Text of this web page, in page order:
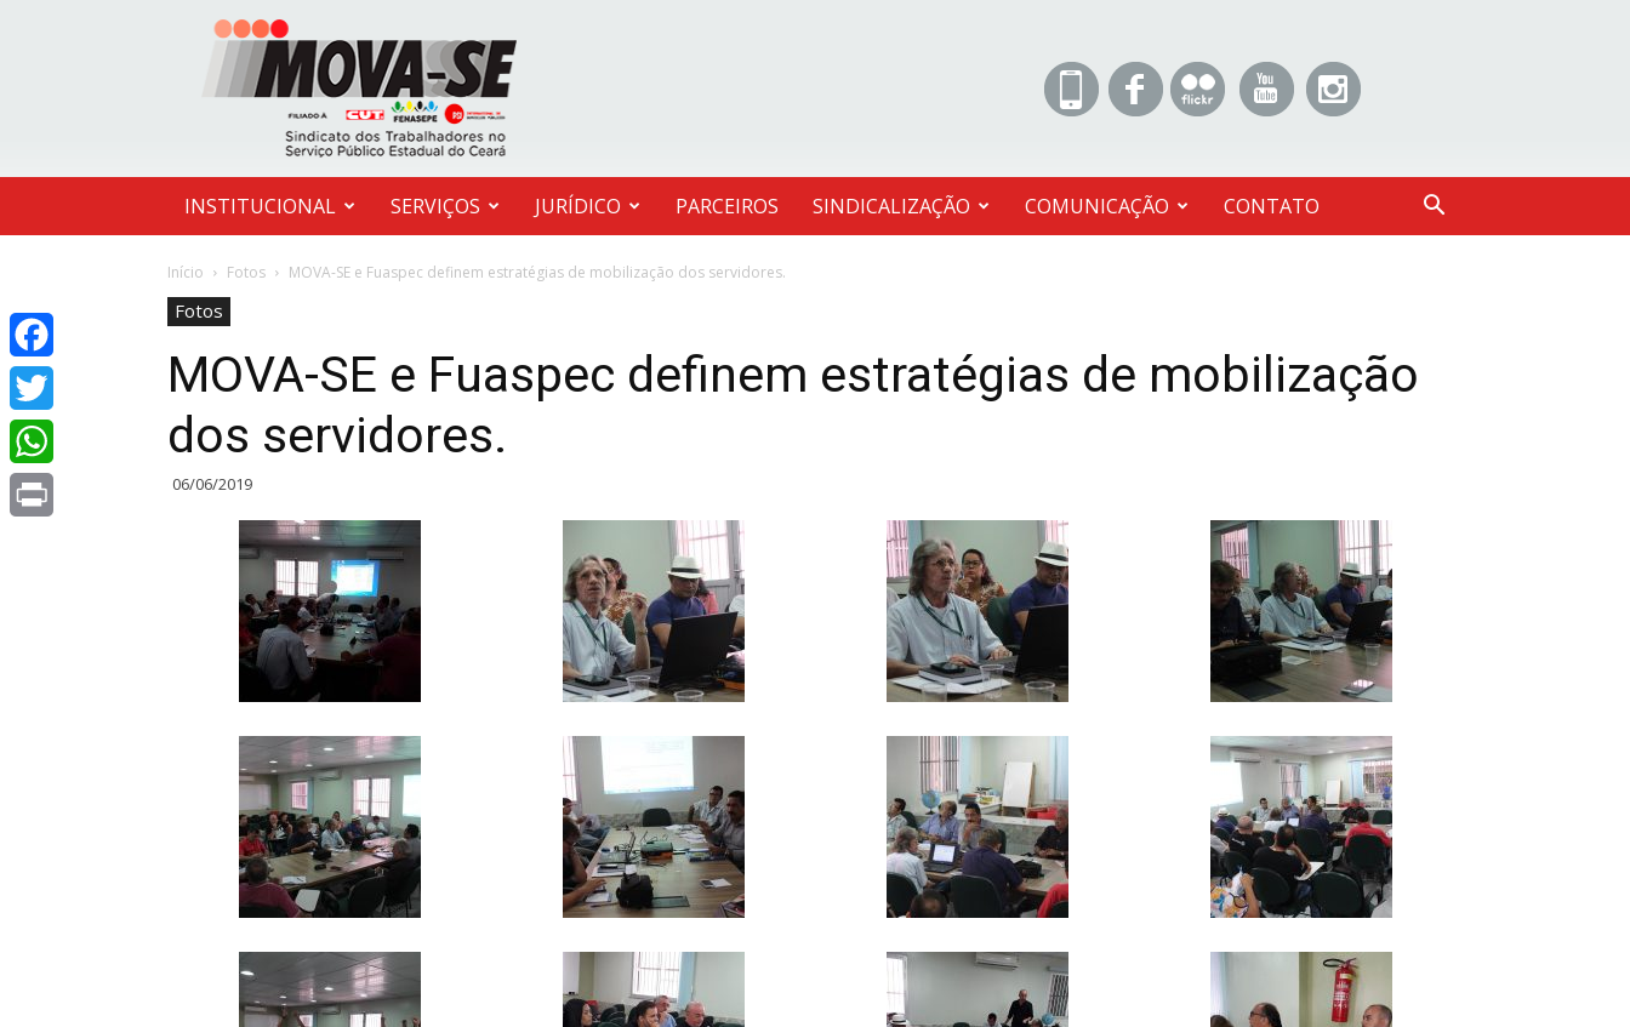
MOVA-
SE
INSTITUCIONAL SERVIÇOS JURÍDICO PARCEIROS SINDICALIZAÇÃO COMUNICAÇÃO CONTATO
Início Fotos MOVA-SE e Fuaspec definem estratégias de mobilização dos servidores.
Fotos
MOVA-SE e Fuaspec definem estratégias de mobilização
dos servidores.
06/06/2019
Facebook
Twitter
WhatsApp